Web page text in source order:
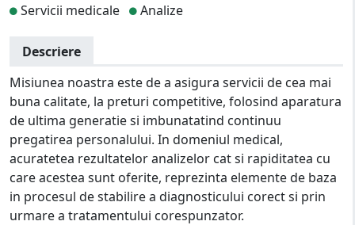
Servicii medicale
Analize
Descriere
Misiunea noastra este de a asigura servicii de cea mai
buna calitate, la preturi competitive, folosind aparatura
de ultima generatie si imbunatatind continuu
pregatirea personalului. In domeniul medical,
acuratetea rezultatelor analizelor cat si rapiditatea cu
care acestea sunt oferite, reprezinta elemente de baza
in procesul de stabilire a diagnosticului corect si prin
urmare a tratamentului corespunzator.